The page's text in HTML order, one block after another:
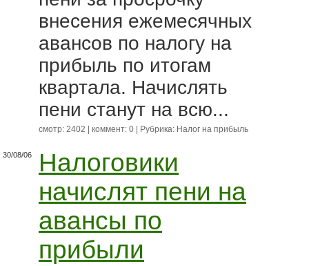
внесения ежемесячных
авансов по налогу на
прибыль по итогам
квартала. Начислять
пени станут на всю...
смотр: 2402 | коммент: 0 | Рубрика: Налог на прибыль
30/08/06
Налоговики
начислят пени на
авансы по
прибыли